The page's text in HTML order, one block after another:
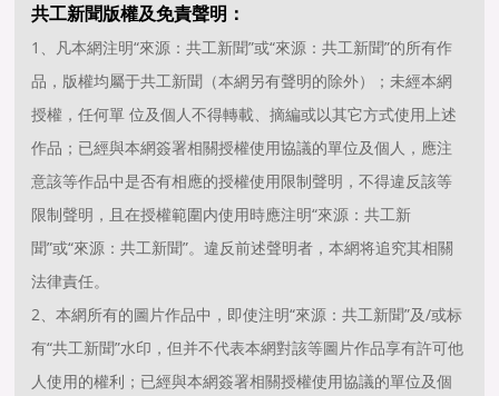
共工新聞版權及免責聲明：
1、凡本網注明“來源：共工新聞”或“來源：共工新聞”的所有作
品，版權均屬于共工新聞（本網另有聲明的除外）；未經本網
授權，任何單 位及個人不得轉載、摘編或以其它方式使用上述
作品；已經與本網簽署相關授權使用協議的單位及個人，應注
意該等作品中是否有相應的授權使用限制聲明，不得違反該等
限制聲明，且在授權範圍内使用時應注明“來源：共工新
聞”或“來源：共工新聞”。違反前述聲明者，本網将追究其相關
法律責任。
2、本網所有的圖片作品中，即使注明“來源：共工新聞”及/或标
有“共工新聞”水印，但并不代表本網對該等圖片作品享有許可他
人使用的權利；已經與本網簽署相關授權使用協議的單位及個